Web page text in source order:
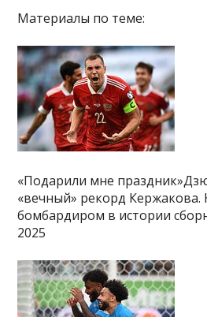
Материалы по теме:
«Подарили мне
«вечный» рекорд Кержакова.
бомбардиром в истории
2025